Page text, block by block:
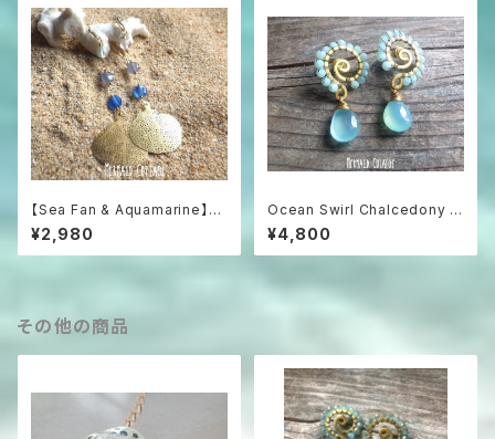
【Sea Fan & Aquamarine】海
うちわと3色アクアマリンのグラ
デーションピアス
¥2,980
Ocean Swirl Chalcedony *
Sea blue* 波の渦から滴るシ
ーブルーカルセドニーのボヘミ
アンピアス
¥4,800
その他の商品